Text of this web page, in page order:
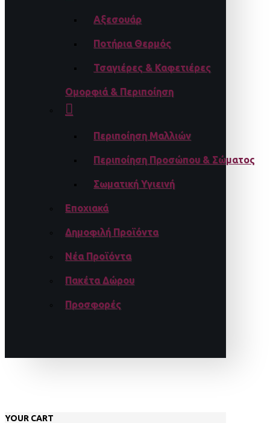
Αξεσουάρ
Ποτήρια Θερμός
Τσαγιέρες & Καφετιέρες
Ομορφιά & Περιποίηση
Περιποίηση Μαλλιών
Περιποίηση Προσώπου & Σώματος
Σωματική Υγιεινή
Εποχιακά
Δημοφιλή Προϊόντα
Νέα Προϊόντα
Πακέτα Δώρου
Προσφορές
YOUR CART